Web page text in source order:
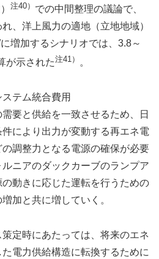
注40） での中間整理の議論で、
、洋上風力の適地（立地地域）
増加するシナリオでは、3.8～
が示された注41） 。
テム統合費用
要と供給を一致させるため、日
により出力が変動する再エネ電
調整力となる電源の確保が必要
ニアのダックカーブのランプア
動きに応じた運転を行うための
加と共に増していく。
定時にあたっては、将来のエネ
電力供給構造に転換するために